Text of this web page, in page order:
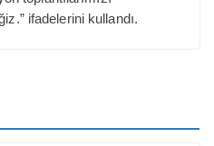
ifadelerini kullandı.